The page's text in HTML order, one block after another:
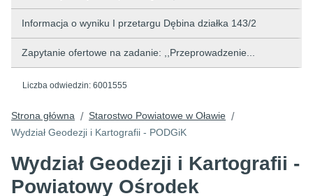
Informacja o wyniku I przetargu Dębina działka 143/2
Zapytanie ofertowe na zadanie: ,,Przeprowadzenie...
Liczba odwiedzin: 6001555
Strona główna / Starostwo Powiatowe w Oławie /
Wydział Geodezji i Kartografii - PODGiK
Wydział Geodezji i Kartografii -
Powiatowy Ośrodek